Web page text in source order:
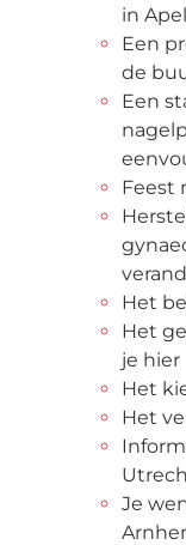
in
Een
de
Een
Feest
Het
Het
je hier
Het
Het
Je